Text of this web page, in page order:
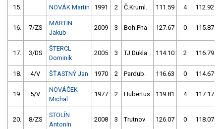
15. NOVÁK Martin 1991 2 Č.Kruml. 111.59 4 112.92
16. 7/ZS
MARTIN
Jakub
2009 3 Boh.Pha 127.67 0 115.87
17. 3/DS
ŠTERCL
Dominik
2005 3 TJ Dukla 114.10 2 116.79
18. 4/V ŠŤASTNÝ Jan 1970 2 Pardub. 116.63 0 114.67
19. 5/V
NOVÁČEK
Michal
1977 2 Hubertus 119.81 4 117.17
20. 8/ZS
STOLÍN
Antonín
2008 3 Trutnov 126.07 0 118.07